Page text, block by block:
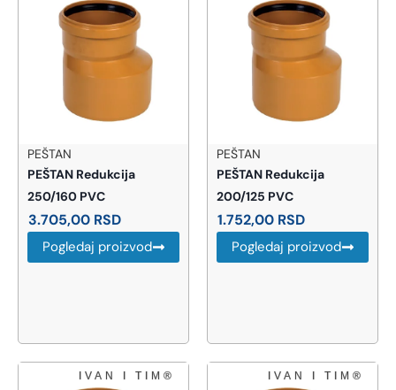
PEŠTAN
PEŠTAN Redukcija
250/160 PVC
3.705,00 RSD
Pogledaj proizvod
PEŠTAN
PEŠTAN Redukcija
200/125 PVC
1.752,00 RSD
Pogledaj proizvod